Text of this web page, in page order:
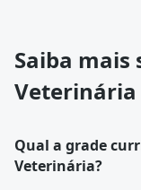
Saiba
Veterinária
Qual a grade
Veterinária?